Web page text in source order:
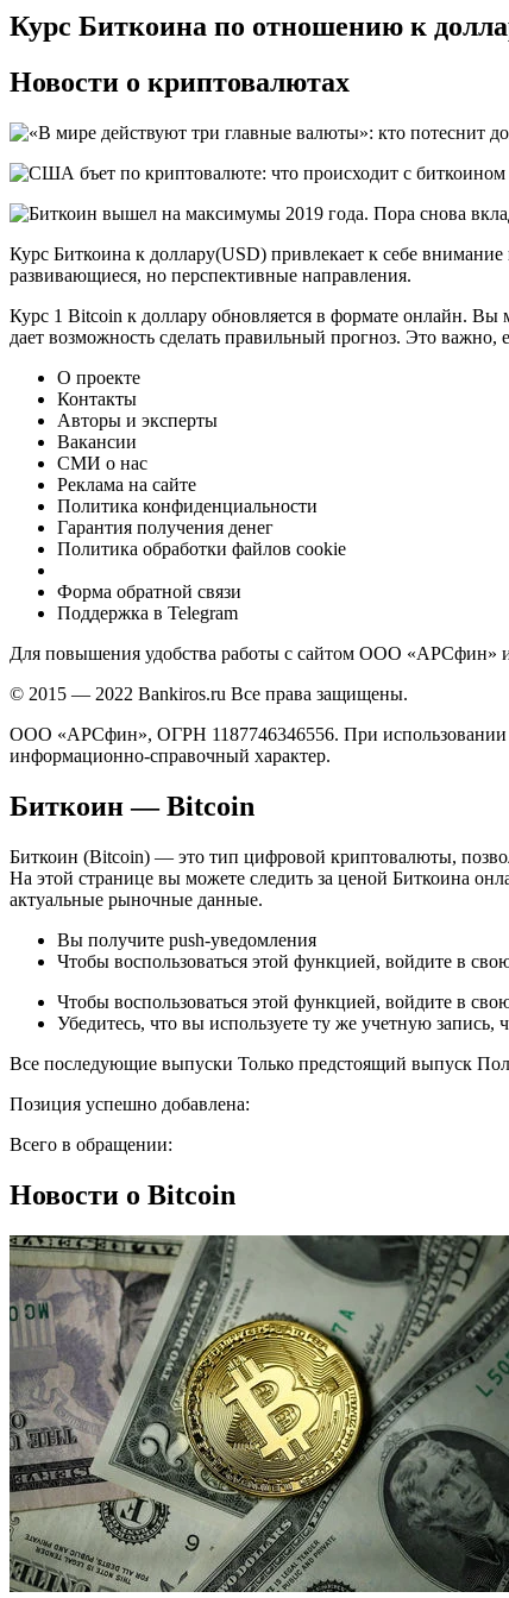
Курс Биткоина по отношению к
Новости о криптовалютах
Курс Биткоина к доллару(USD) привлекает к себе
развивающиеся, но перспективные направления.
Курс 1 Bitcoin к доллару обновляется в формате онлайн. Вы
дает возможность сделать правильный прогноз. Это
О проекте
Контакты
Авторы и эксперты
Вакансии
СМИ о нас
Реклама на сайте
Политика конфиденциальности
Гарантия получения денег
Политика обработки файлов cookie
Форма обратной связи
Поддержка в Telegram
Для повышения удобства работы с сайтом ООО «АРСфин»
© 2015 — 2022 Bankiros.ru Все права защищены.
ООО «АРСфин», ОГРН 1187746346556. При использовании
информационно-справочный характер.
Биткоин — Bitcoin
Биткоин (Bitcoin) — это тип цифровой криптовалюты,
На этой странице вы можете следить за ценой Биткоина
актуальные рыночные данные.
Вы получите push-уведомления
Чтобы воспользоваться этой функцией, войдите в
Чтобы воспользоваться этой функцией, войдите в
Убедитесь, что вы используете ту же учетную запись,
Все последующие выпуски Только предстоящий выпуск
Позиция успешно добавлена:
Всего в обращении:
Новости о Bitcoin